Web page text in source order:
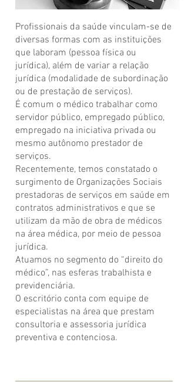
Profissionais da saúde vinculam-se de
diversas formas com as instituições
que laboram (pessoa física ou
jurídica), além de variar a relação
jurídica (modalidade de subordinação
ou de prestação de serviços).
É comum o médico trabalhar como
servidor público, empregado público,
empregado na iniciativa privada ou
mesmo autônomo prestador de
serviços.
Recentemente, temos constatado o
surgimento de Organizações Sociais
prestadoras de serviços em saúde em
contratos administrativos e que se
utilizam da mão de obra de médicos
na área médica, por meio de pessoa
jurídica.
Atuamos no segmento do “direito do
médico”, nas esferas trabalhista e
previdenciária.
O escritório conta com equipe de
especialistas na área que prestam
consultoria e assessoria jurídica
preventiva e contenciosa.